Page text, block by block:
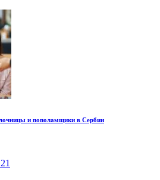
и пополамщики в Сербии